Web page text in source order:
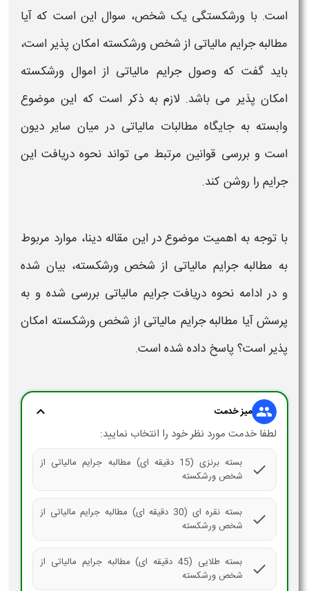
است. با ورشکستگی یک شخص، سوال این است که آیا
مطالبه جرایم مالیاتی از شخص ورشکسته امکان پذیر است،
باید گفت که وصولجرایم مالیاتی از اموال ورشکسته
امکان پذیر می باشد. لازم به ذکر است که این موضوع
وابسته به جایگاه مطالبات مالیاتی در میان سایر دیون
است و بررسی قوانین مرتبط می تواند نحوه دریافتاین
جرایم را روشن کند.
با توجه به اهمیت موضوع در این مقاله دینا، موارد مربوط
به مطالبه جرایم مالیاتی از شخص ورشکسته، بیان شده
و در ادامه نحوه دریافت جرایم مالیاتیبررسی شده و به
پرسشآیا مطالبه جرایم مالیاتی از شخص ورشکسته امکان
پذیر است؟پاسخ داده شده است.
group میز خدمت expand_more
لطفا خدمت مورد نظر خود را انتخاب نمایید:
check
بسته برنزی (15 دقیقه ای) مطالبه جرایم مالیاتی از
شخص ورشکسته
check
بسته نقره ای (30 دقیقه ای) مطالبه جرایم مالیاتی از
شخص ورشکسته
check
بسته طلایی (45 دقیقه ای) مطالبه جرایم مالیاتی از
شخص ورشکسته